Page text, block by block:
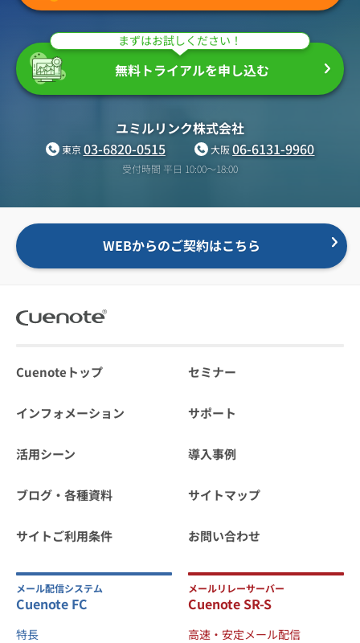
まずはお試しください！
無料トライアルを申し込む
ユミルリンク株式会社
東京03-6820-0515 大阪06-6131-9960
受付時間 平日 10:00〜18:00
WEBからのご契約はこちら
Cuenoteトップ セミナー
インフォメーション サポート
活用シーン 導入事例
ブログ・各種資料 サイトマップ
サイトご利用条件 お問い合わせ
メール配信システム
Cuenote FC
特長
メールリレーサーバー
Cuenote SR-S
高速・安定メール配信